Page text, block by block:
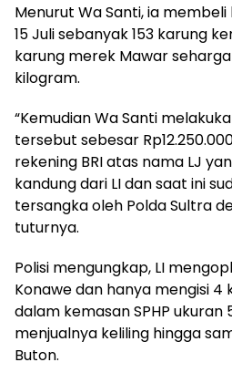
Menurut Wa Santi, ia
15 Juli sebanyak 153 karung
karung merek Mawar
kilogram.
“Kemudian Wa Santi
tersebut sebesar
rekening BRI atas nama LJ
kandung dari LI dan saat ini
tersangka oleh Polda Sultra
tuturnya.
Polisi mengungkap, LI
Konawe dan hanya mengisi 4
dalam kemasan SPHP ukuran
menjualnya keliling hingga
Buton.